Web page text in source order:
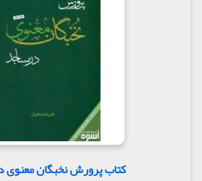
کتاب پرورش نخبگان معنوی